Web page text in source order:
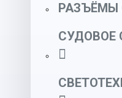
РАЗЪЁМЫ
СУДОВОЕ